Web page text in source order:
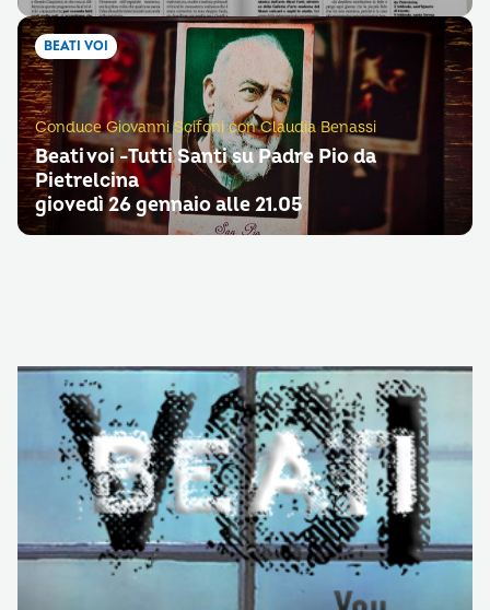
BEATI VOI
Conduce Giovanni Scifoni con Claudia Benassi
Beati voi -Tutti Santi su Padre Pio da
Pietrelcina
giovedì 26 gennaio alle 21.05